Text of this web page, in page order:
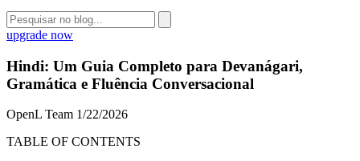
upgrade now
Hindi: Um Guia Completo para Devanágari,
Gramática e Fluência Conversacional
OpenL Team 1/22/2026
TABLE OF CONTENTS